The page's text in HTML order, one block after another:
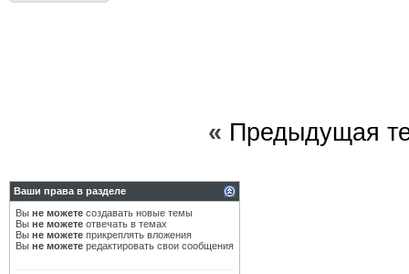
« Предыдущая
Ваши права в разделе
Вы не можете создавать новые темы
Вы не можете отвечать в темах
Вы не можете прикреплять вложения
Вы не можете редактировать свои сообщения